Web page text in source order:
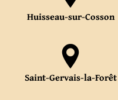
Huisseau-sur-Cosson
Saint-Gervais-la-Forêt